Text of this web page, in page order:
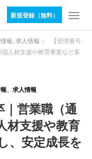
新規登録（無料）
T
g
g
v
i
g
a
t
報, 求人情報
【管理番号
人材支援や教育事業など多
、 求人情報
｜営業職（通
材支援や教育
、安定成長を